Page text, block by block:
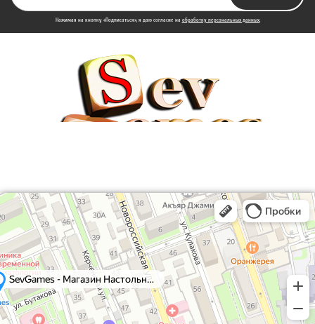
Нажимая на кнопку «Подписаться», я даю cогласие на обработку персональных данных.